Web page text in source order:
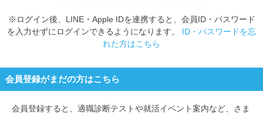
※ログイン後、LINE・Apple IDを連携すると、会員ID・パスワード
を入力せずにログインできるようになります。 ID・パスワードを忘
れた方はこちら
会員登録がまだの方はこちら
会員登録すると、 適職診断テストや就活イベント案内など、さま